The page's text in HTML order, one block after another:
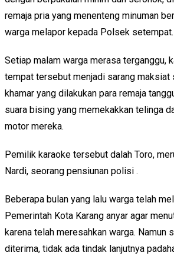
remaja pria yang menenteng minuman
warga melapor kepada Polsek setempat.
Setiap malam warga merasa terganggu,
tempat tersebut menjadi sarang
khamar yang dilakukan para remaja
suara bising yang memekakkan telinga
motor mereka.
Pemilik karaoke tersebut dalah Toro,
Nardi, seorang pensiunan polisi .
Beberapa bulan yang lalu warga telah
Pemerintah Kota Karang anyar agar
karena telah meresahkan warga. Namun
diterima, tidak ada tindak lanjutnya